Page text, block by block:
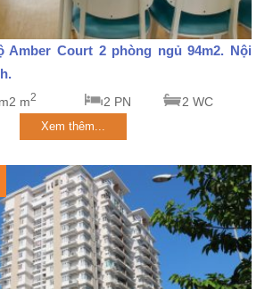
Amber Court 2 phòng ngủ 94m2. Nội
m2 2 PN 2 WC
Xem thêm...